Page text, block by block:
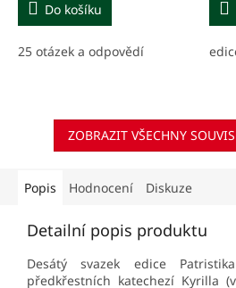
Do košíku
25 otázek a odpovědí
ZOBRAZIT VŠECHNY
Popis Hodnocení Diskuze
Detailní popis produktu
Desátý svazek edice
předkřestních katechezí Kyrilla